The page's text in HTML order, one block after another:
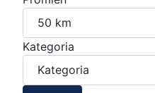
Kategoria